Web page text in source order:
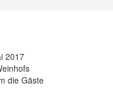
2017
die Gäste